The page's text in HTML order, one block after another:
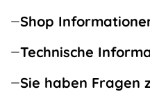
Shop
Technische
Sie haben Fragen